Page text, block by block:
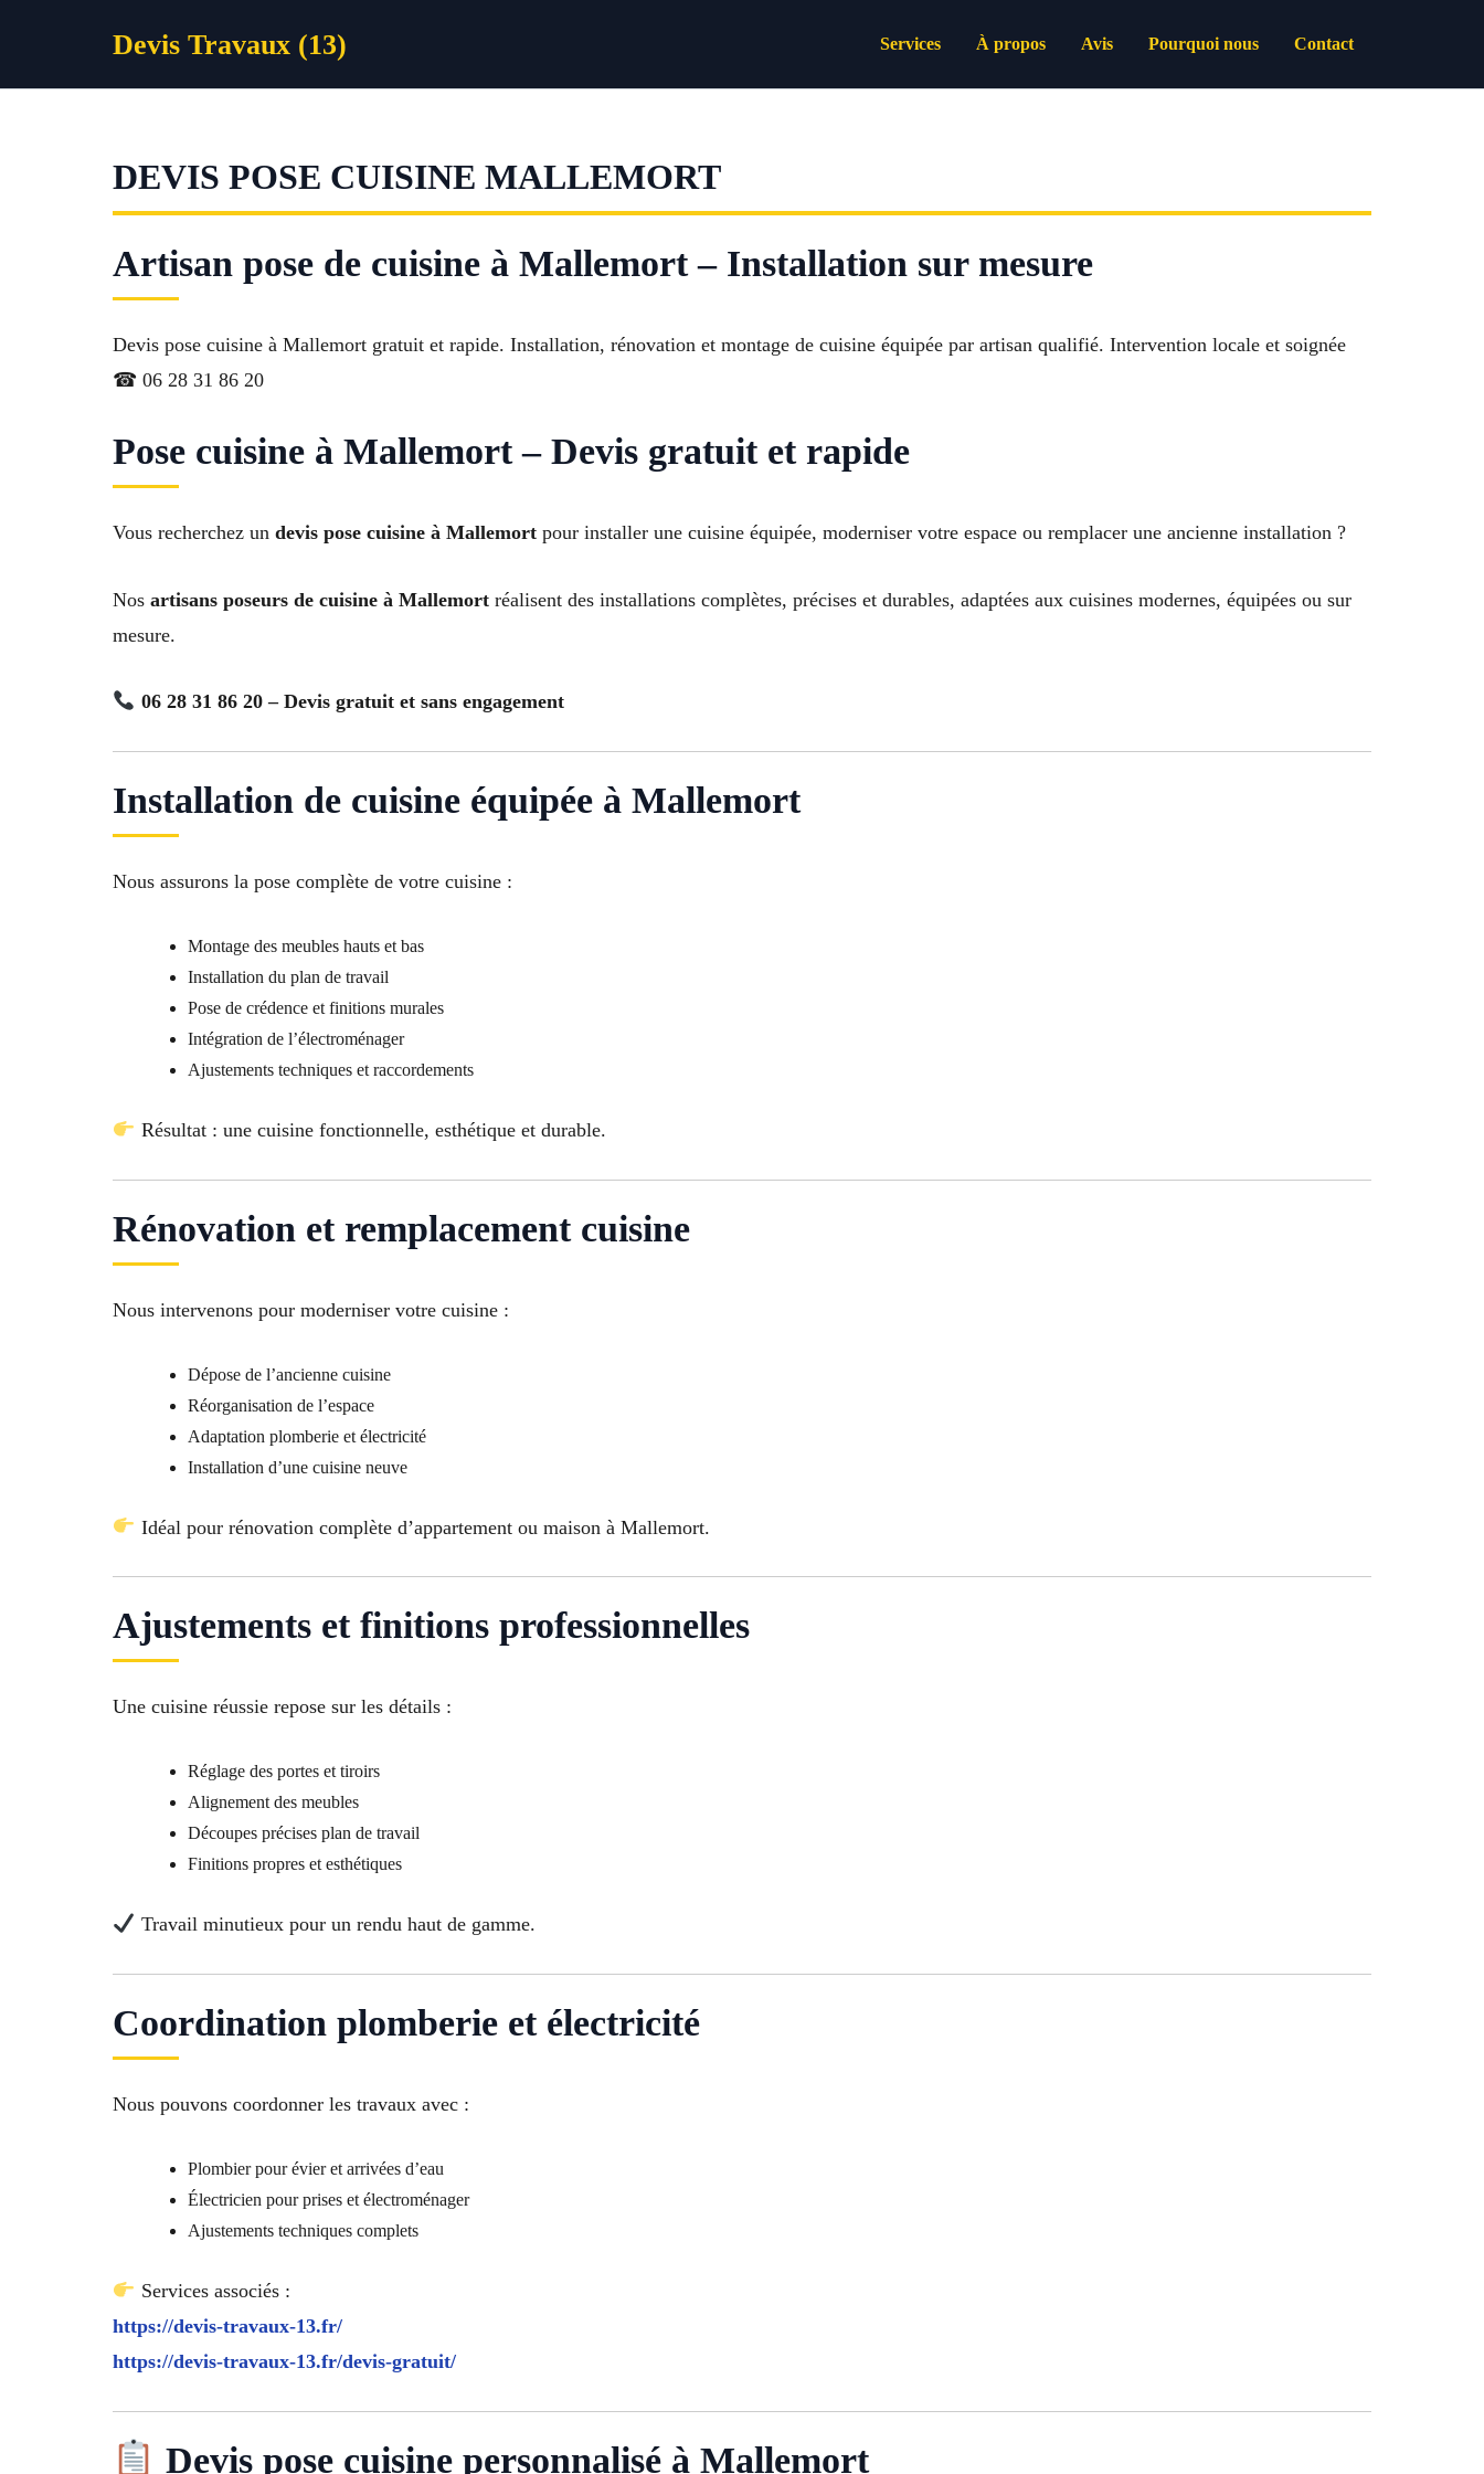
Devis Travaux (13) Services À propos Avis Pourquoi nous Contact
DEVIS POSE CUISINE MALLEMORT
Artisan pose de cuisine à Mallemort – Installation sur mesure
Devis pose cuisine à Mallemort gratuit et rapide. Installation, rénovation et montage de cuisine équipée par artisan qualifié. Intervention locale et soignée
☎ 06 28 31 86 20
Pose cuisine à Mallemort – Devis gratuit et rapide
Vous recherchez un devis pose cuisine à Mallemort pour installer une cuisine équipée, moderniser votre espace ou remplacer une ancienne installation ?
Nos artisans poseurs de cuisine à Mallemort réalisent des installations complètes, précises et durables, adaptées aux cuisines modernes, équipées ou sur
mesure.
06 28 31 86 20 – Devis gratuit et sans engagement
Installation de cuisine équipée à Mallemort
Nous assurons la pose complète de votre cuisine :
Montage des meubles hauts et bas
Installation du plan de travail
Pose de crédence et finitions murales
Intégration de l’électroménager
Ajustements techniques et raccordements
Résultat : une cuisine fonctionnelle, esthétique et durable.
Rénovation et remplacement cuisine
Nous intervenons pour moderniser votre cuisine :
Dépose de l’ancienne cuisine
Réorganisation de l’espace
Adaptation plomberie et électricité
Installation d’une cuisine neuve
Idéal pour rénovation complète d’appartement ou maison à Mallemort.
Ajustements et finitions professionnelles
Une cuisine réussie repose sur les détails :
Réglage des portes et tiroirs
Alignement des meubles
Découpes précises plan de travail
Finitions propres et esthétiques
Travail minutieux pour un rendu haut de gamme.
Coordination plomberie et électricité
Nous pouvons coordonner les travaux avec :
Plombier pour évier et arrivées d’eau
Électricien pour prises et électroménager
Ajustements techniques complets
Services associés :
https://devis-travaux-13.fr/
https://devis-travaux-13.fr/devis-gratuit/
Devis pose cuisine personnalisé à Mallemort